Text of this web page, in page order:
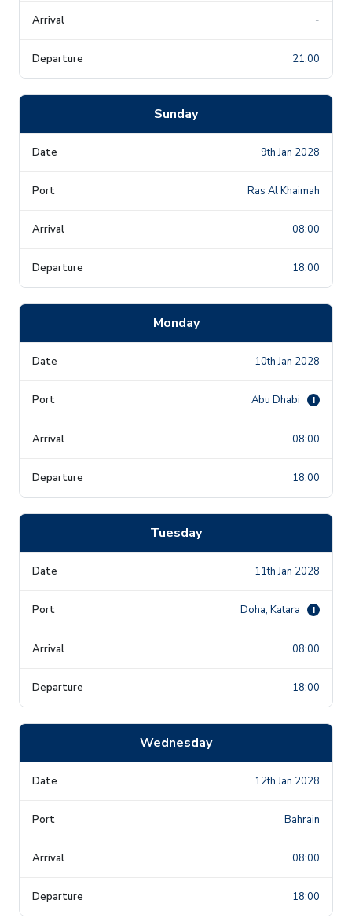
-
21:00
Sunday
9th Jan 2028
Ras Al Khaimah
08:00
18:00
Monday
10th Jan 2028
Abu Dhabi i
08:00
18:00
Tuesday
11th Jan 2028
Doha, Katara i
08:00
18:00
Wednesday
12th Jan 2028
Bahrain
08:00
18:00